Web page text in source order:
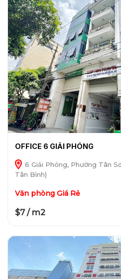
OFFICE 6 GIẢI PHÓNG
6 Giải Phóng, Phường Tân
Tân Bình)
Văn phòng Giá Rẻ
$7 / m2